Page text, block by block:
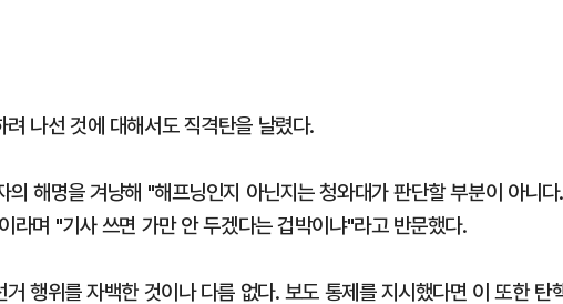
나선 것에 대해서도 직격탄을 날렸다.
해명을 겨냥해 "해프닝인지 아닌지는 청와대가 판단할 부분이 아니
라며 "기사 쓰면 가만 안 두겠다는 겁박이냐"라고 반문했다.
행위를 자백한 것이나 다름 없다. 보도 통제를 지시했다면 이 또한 탄